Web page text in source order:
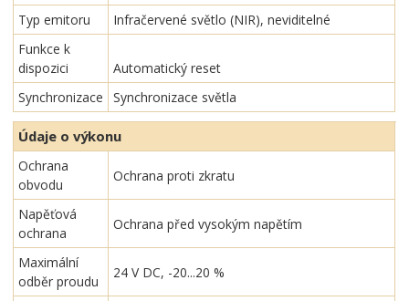
Typ emitoru
Infračervené světlo (NIR), neviditelné
Funkce k
dispozici
Automatický reset
Synchronizace
Synchronizace světla
Údaje o výkonu
Ochrana
obvodu
Ochrana proti zkratu
Napěťová
ochrana
Ochrana před vysokým napětím
Maximální
odběr proudu
24 V DC, -20...20 %